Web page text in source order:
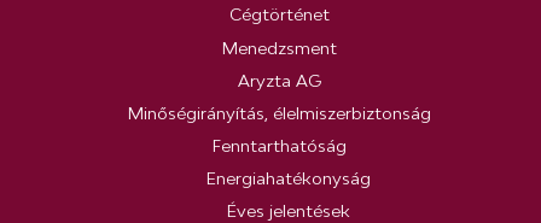
Cégtörténet
Menedzsment
Aryzta AG
Minőségirányítás, élelmiszerbiztonság
Fenntarthatóság
Energiahatékonyság
Éves jelentések